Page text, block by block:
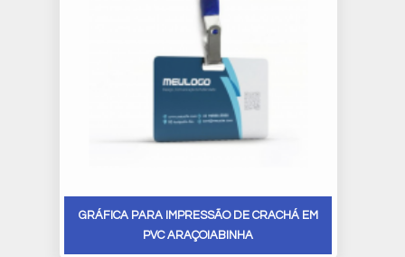
GRÁFICA PARA IMPRESSÃO DE CRACHÁ EM
PVC ARAÇOIABINHA